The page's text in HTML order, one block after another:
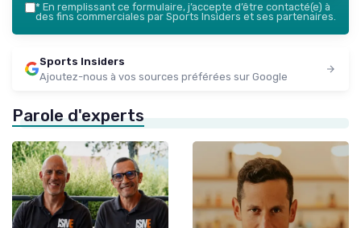
* En remplissant ce formulaire, j’accepte d’être contacté(e) à
des fins commerciales par Sports Insiders et ses partenaires.
Sports Insiders
Ajoutez-nous à vos sources préférées sur Google
Parole d'experts